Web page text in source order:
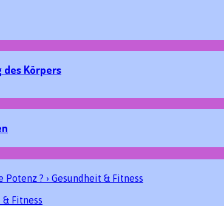
des Körpers
? › Gesundheit & Fitness
Fitness